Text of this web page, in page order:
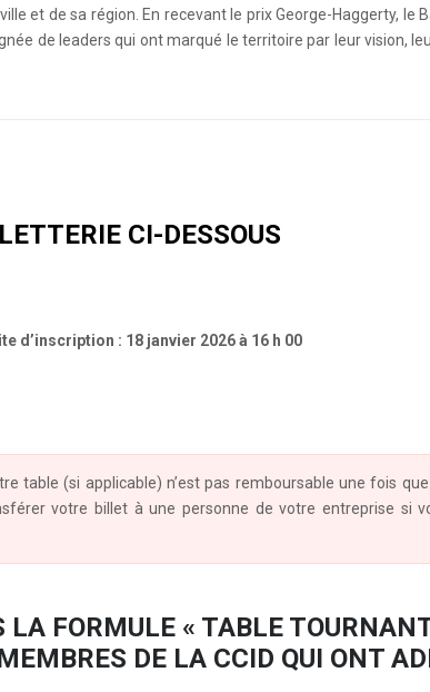
et de sa région. En recevant le prix George-Haggerty, le
de leaders qui ont marqué le territoire par leur vision,
CI-DESSOUS
d’inscription : 1 8 janvier 2026 à 16 h 00
table (si applicable) n’est pas remboursable une fois
votre billet à une personne de votre entreprise si
FORMULE « TABLE
DE LA CCID QUI ONT